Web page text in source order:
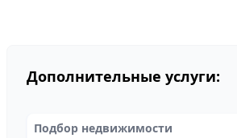
Дополнительные услуги:
Подбор недвижимости